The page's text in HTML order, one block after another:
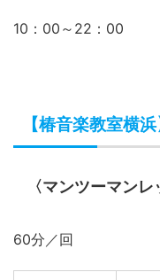
10：00～22：00
【椿音楽教室横
〈マンツーマンレ
60分／回